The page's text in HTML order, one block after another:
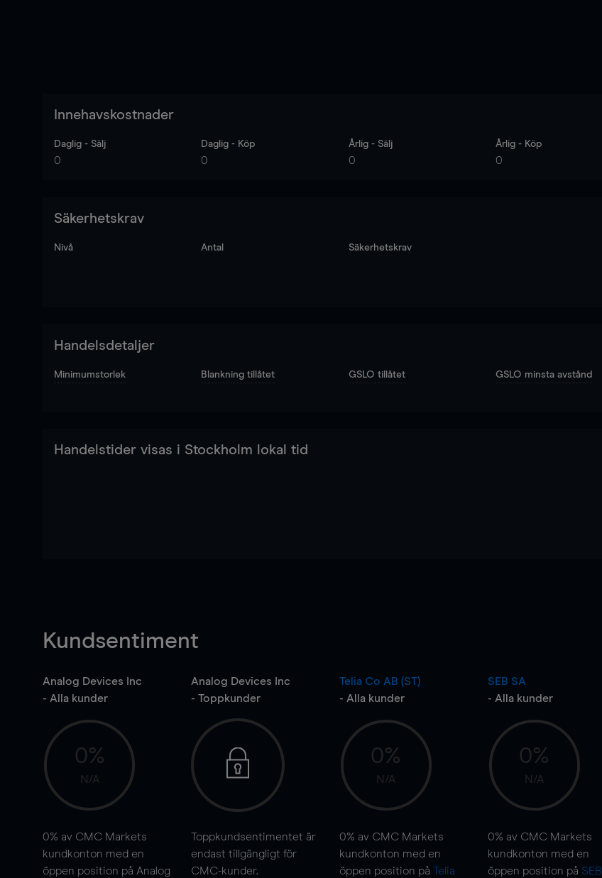
Innehavskostnader
Daglig - Sälj
0
Daglig - Köp
0
Årlig - Sälj
0
Årlig - Köp
0
Säkerhetskrav
Nivå Antal Säkerhetskrav
Handelsdetaljer
Minimumstorlek Blankning tillåtet GSLO tillåtet GSLO minsta avstånd
Handelstider visas i Stockholm lokal tid
Kundsentiment
Analog Devices Inc
- Alla kunder
0%
N/A
0% av CMC Markets
kundkonton med en
öppen position på Analog
Analog Devices Inc
- Toppkunder
Toppkundsentimentet är
endast tillgängligt för
CMC-kunder.
Telia Co AB (ST)
- Alla kunder
0%
N/A
0% av CMC Markets
kundkonton med en
öppen position på Telia
SEB SA
- Alla kunder
0%
N/A
0% av CMC Markets
kundkonton med en
öppen position på SEB